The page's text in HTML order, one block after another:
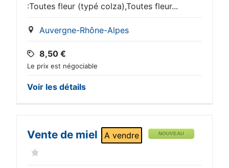
:Toutes fleur (typé colza),Toutes fleur...
Auvergne-Rhône-Alpes
8,50 €
Le prix est négociable
Voir les détails
Vente de miel A vendre NOUVEAU